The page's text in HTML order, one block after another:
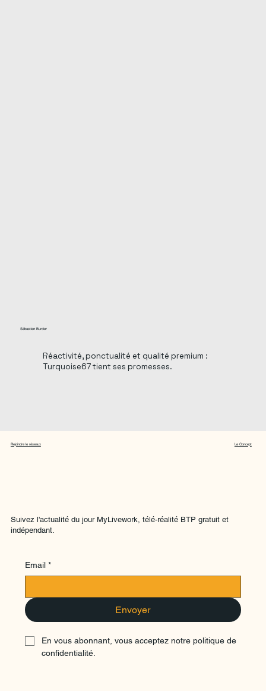
Sébastien Burcier
Réactivité, ponctualité et qualité premium :
Turquoise67 tient ses promesses.
Rejoindre le réseaux Le Concept
Suivez l'actualité du jour MyLivework, télé-réalité BTP gratuit et
indépendant.
Email *
Envoyer
En vous abonnant, vous acceptez notre politique de
confidentialité.